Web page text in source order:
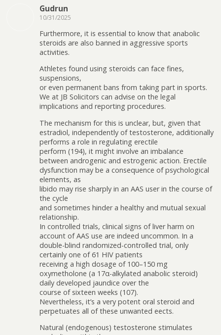
Gudrun
10/31/2025
Furthermore, it is essential to know that anabolic
steroids are also banned in aggressive sports
activities.
Athletes found using steroids can face fines,
suspensions,
or even permanent bans from taking part in sports.
We at JB Solicitors can advise on the legal
implications and reporting procedures.
The mechanism for this is unclear, but, given that
estradiol, independently of testosterone, additionally
performs a role in regulating erectile
perform (194), it might involve an imbalance
between androgenic and estrogenic action. Erectile
dysfunction may be a consequence of psychological
elements, as
libido may rise sharply in an AAS user in the course of
the cycle
and sometimes hinder a healthy and mutual sexual
relationship.
In controlled trials, clinical signs of liver harm on
account of AAS use are indeed uncommon. In a
double-blind randomized-controlled trial, only
certainly one of 61 HIV patients
receiving a high dosage of 100–150 mg
oxymetholone (a 17α-alkylated anabolic steroid)
daily developed jaundice over the
course of sixteen weeks (107).
Nevertheless, it’s a very potent oral steroid and
perpetuates all of these unwanted effects.
Natural (endogenous) testosterone stimulates